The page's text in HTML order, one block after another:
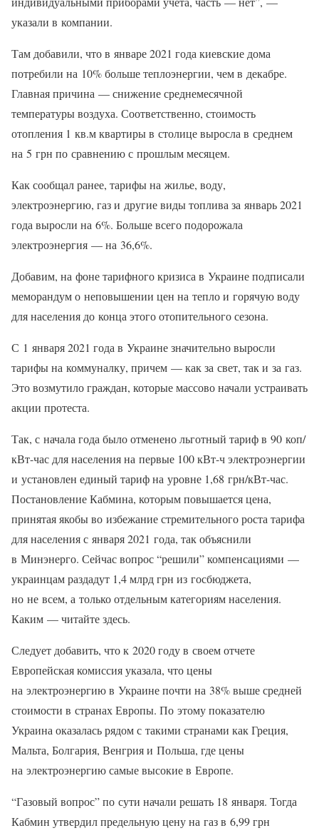
указали в компании.
Там добавили, что в январе 2021 года киевские дома
потребили на 10% больше теплоэнергии, чем в декабре.
Главная причина — снижение среднемесячной
температуры воздуха. Соответственно, стоимость
отопления 1 кв.м квартиры в столице выросла в среднем
на 5 грн по сравнению с прошлым месяцем.
Как сообщал ранее, тарифы на жилье, воду,
электроэнергию, газ и другие виды топлива за январь 2021
года выросли на 6%. Больше всего подорожала
электроэнергия — на 36,6%.
Добавим, на фоне тарифного кризиса в Украине подписали
меморандум о неповышении цен на тепло и горячую воду
для населения до конца этого отопительного сезона.
С 1 января 2021 года в Украине значительно выросли
тарифы на коммуналку, причем — как за свет, так и за газ.
Это возмутило граждан, которые массово начали устраивать
акции протеста.
Так, с начала года было отменено льготный тариф в 90 коп/
кВт-час для населения на первые 100 кВт-ч электроэнергии
и установлен единый тариф на уровне 1,68 грн/кВт-час.
Постановление Кабмина, которым повышается цена,
принятая якобы во избежание стремительного роста тарифа
для населения с января 2021 года, так объяснили
в Минэнерго. Сейчас вопрос “решили” компенсациями —
украинцам раздадут 1,4 млрд грн из госбюджета,
но не всем, а только отдельным категориям населения.
Каким — читайте здесь.
Следует добавить, что к 2020 году в своем отчете
Европейская комиссия указала, что цены
на электроэнергию в Украине почти на 38% выше средней
стоимости в странах Европы. По этому показателю
Украина оказалась рядом с такими странами как Греция,
Мальта, Болгария, Венгрия и Польша, где цены
на электроэнергию самые высокие в Европе.
“Газовый вопрос” по сути начали решать 18 января. Тогда
Кабмин утвердил предельную цену на газ в 6,99 грн